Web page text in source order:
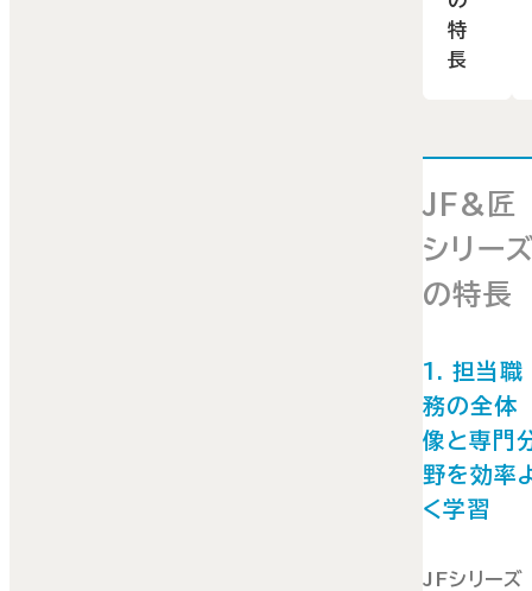
特
長
JF&匠
シリー
の特長
1. 担当職
務の全体
像と専門
野を効率
く学習
JFシリーズ